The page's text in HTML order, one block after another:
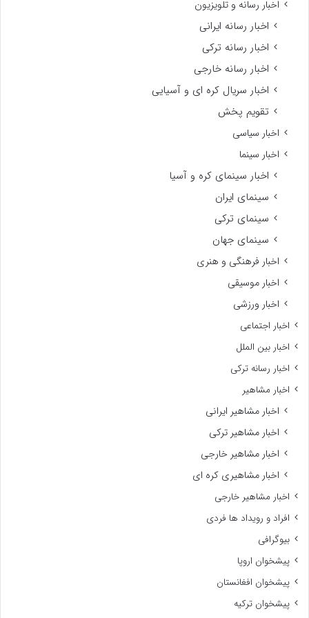
اخبار رسانه و تلویزیون
اخبار رسانه ایرانی
اخبار رسانه ترکی
اخبار رسانه خارجی
اخبار سریال کره ای و آسیایی
تقویم پخش
اخبار سیاسی
اخبار سینما
اخبار سینمای کره و آسیا
سینمای ایران
سینمای ترکی
سینمای جهان
اخبار فرهنگی و هنری
اخبار موسیقی
اخبار ورزشی
اخبار اجتماعی
اخبار بین الملل
اخبار رسانه ترکی
اخبار مشاهیر
اخبار مشاهیر ایرانی
اخبار مشاهیر ترکی
اخبار مشاهیر خارجی
اخبار مشاهیری کره ای
اخبار مشاهیر خارجی
افراد و رویداد ها فردی
بیوگرافی
پیشخوان اروپا
پیشخوان افغانستان
پیشخوان ترکیه